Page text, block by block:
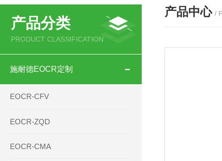
产品分类
PRODUCT CLASSIFICATION
施耐德EOCR定制
EOCR-CFV
EOCR-ZQD
EOCR-CMA
产品中心 /